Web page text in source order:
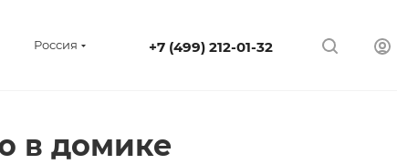
Россия +7 (499) 212-01-32
в домике